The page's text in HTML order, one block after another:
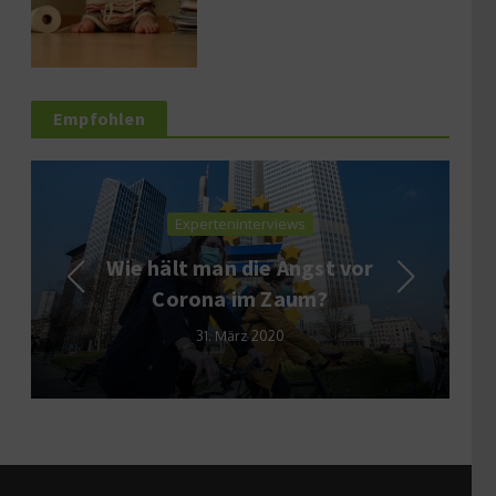
Empfohlen
Experteninterviews
Wie hält man die Angst vor
Corona im Zaum?
31. März 2020